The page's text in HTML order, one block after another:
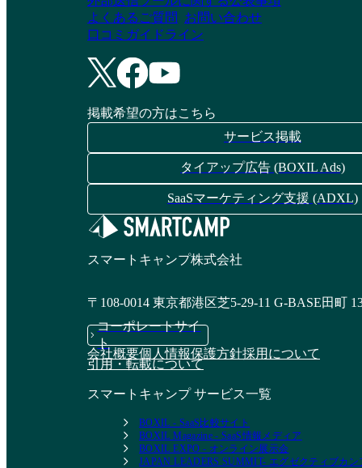
よくあるご質問
お問い合わせ
口コミガイドライン
掲載希望の方はこちら
サービス掲載
タイアップ広告 (BOXIL Ads)
SaaSマーケティング支援 (ADXL)
スマートキャンプ株式会社
〒108-0014 東京都港区芝5-29-11 G-BASE田町
コーポレートサイ
ト
会社概要個人情報保護方針採用について
引用・転載について
スマートキャンプ サービス一覧
BOXIL - SaaS比較サイト
BOXIL Magazine - SaaS情報メディア
BOXIL EXPO - オンライン展示会
JAPAN LEADERS SUMMIT- エグゼクティブカン